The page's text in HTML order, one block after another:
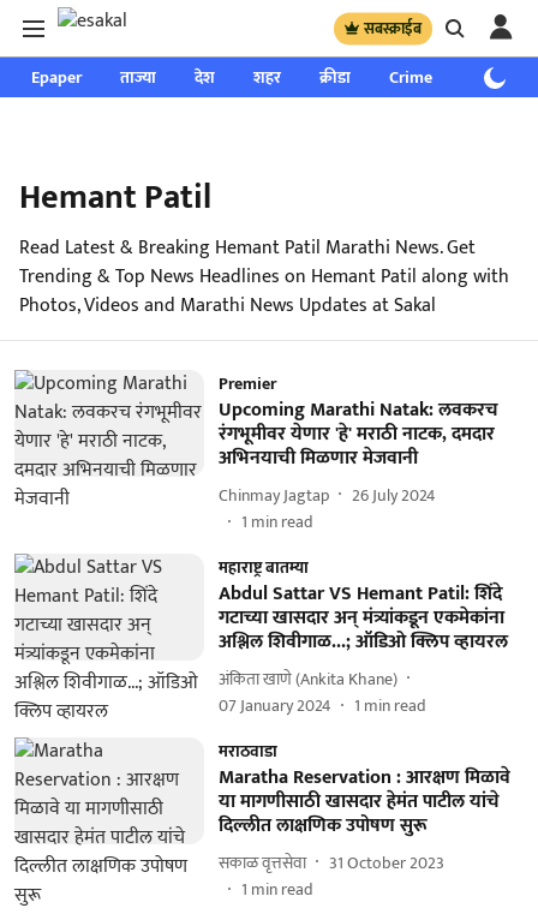
सबस्क्राईब
Epaper ताज्या देश शहर क्रीडा Crime साप्ताहिक
Hemant Patil
Read Latest & Breaking Hemant Patil Marathi News. Get
Trending & Top News Headlines on Hemant Patil along with
Photos, Videos and Marathi News Updates at Sakal
Premier
Upcoming Marathi Natak: लवकरच
रंगभूमीवर येणार 'हे' मराठी नाटक, दमदार
अभिनयाची मिळणार मेजवानी
Chinmay Jagtap
26 July 2024
1 min read
महाराष्ट्र बातम्या
Abdul Sattar VS Hemant Patil: शिंदे
गटाच्या खासदार अन् मंत्र्यांकडून एकमेकांना
अश्लिल शिवीगाळ...; ऑडिओ क्लिप व्हायरल
अंकिता खाणे (Ankita Khane)
07 January 2024
1 min read
मराठवाडा
Maratha Reservation : आरक्षण मिळावे
या मागणीसाठी खासदार हेमंत पाटील यांचे
दिल्लीत लाक्षणिक उपोषण सुरू
सकाळ वृत्तसेवा
31 October 2023
1 min read